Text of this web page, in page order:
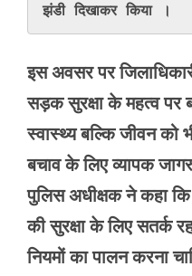
झंडी दिखाकर किया ।
इस अवसर पर
सड़क सुरक्षा के महत्व
स्वास्थ्य बल्कि जीवन को
बचाव के लिए व्यापक
पुलिस अधीक्षक ने कहा
की सुरक्षा के लिए सतर्क
नियमों का पालन करना